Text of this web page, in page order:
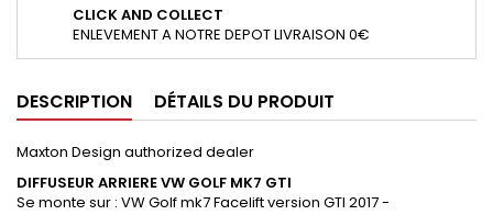
CLICK AND COLLECT
ENLEVEMENT A NOTRE DEPOT LIVRAISON 0€
DESCRIPTION DÉTAILS DU PRODUIT
Maxton Design authorized dealer
DIFFUSEUR ARRIEREVW GOLF MK7 GTI
Se monte sur : VW Golf mk7 Facelift version GTI 2017 -